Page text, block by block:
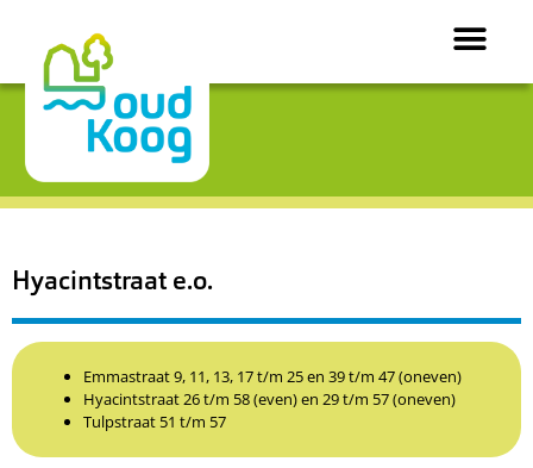
Hyacintstraat e.o.
Emmastraat9, 11, 13, 17 t/m 25 en 39 t/m 47 (oneven)
Hyacintstraat 26 t/m 58 (even) en 29 t/m 57 (oneven)
Tulpstraat 51 t/m 57